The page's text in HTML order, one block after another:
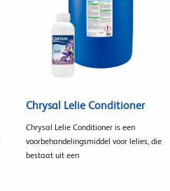
Chrysal Lelie Conditioner
Chrysal Lelie Conditioner is een
voorbehandelingsmiddel voor lelies, die
bestaat uit een